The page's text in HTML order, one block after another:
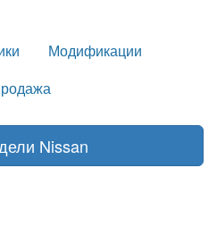
Модификации
Nissan